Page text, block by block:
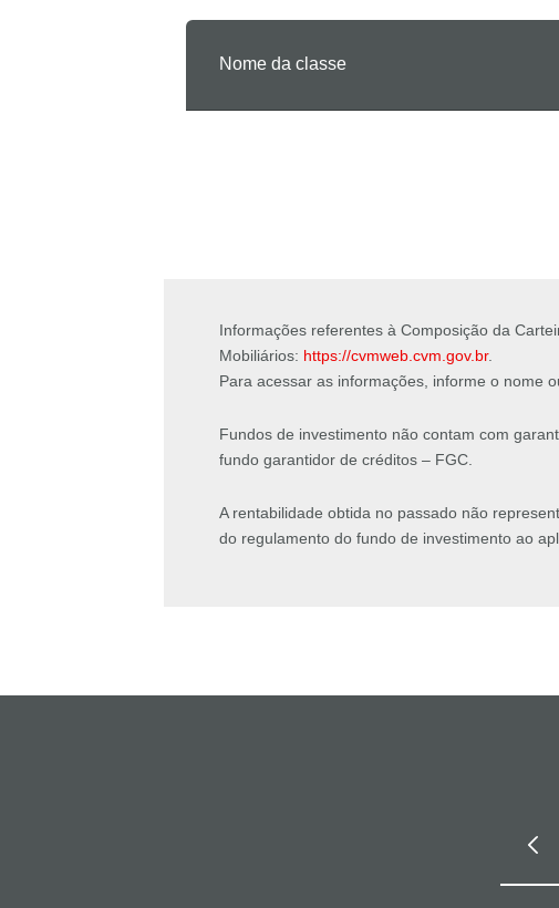
Nome da classe
Informações referentes à Composição da
Mobiliários: https://cvmweb.cvm.gov.br.
Para acessar as informações, informe o nome
Fundos de investimento não contam com
fundo garantidor de créditos – FGC.
A rentabilidade obtida no passado não
do regulamento do fundo de investimento ao